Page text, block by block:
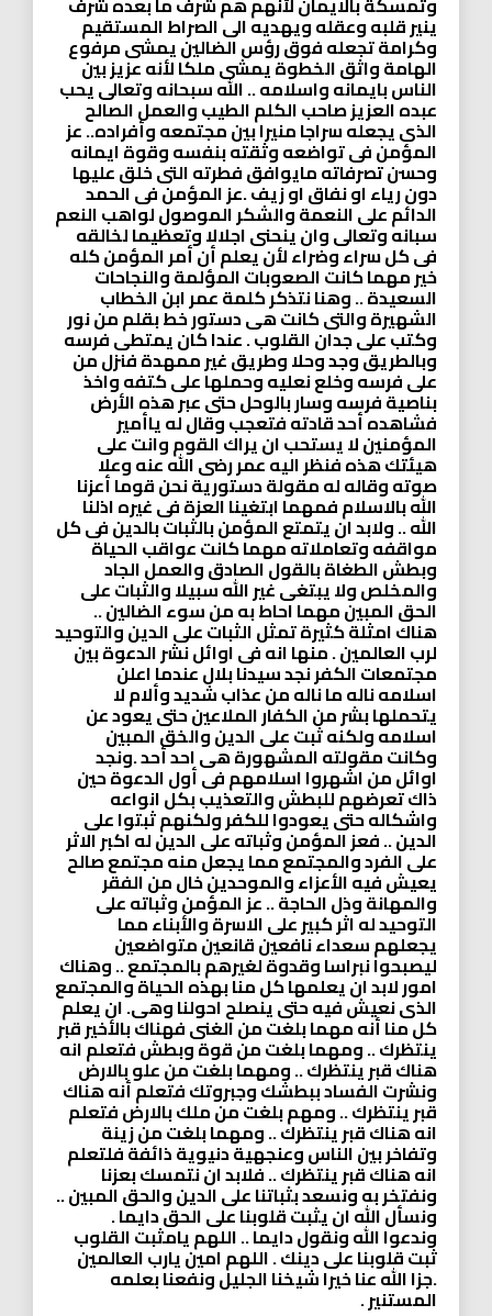
ينير قلبه وعقله ويهديه الى الصراط المستقيم
وكرامة تجعله فوق رؤس الضالين يمشى مرفوع
الهامة واثق الخطوة يمشى ملكا لأنه عزيز بين
الناس بايمانه واسلامه .. الله سبحانه وتعالى يحب
عبده العزيز صاحب الكلم الطيب والعمل الصالح
الذى يجعله سراجا منيرا بين مجتمعه وأفراده.. عز
المؤمن فى تواضعه وثقته بنفسه وقوة ايمانه
وحسن تصرفاته مايوافق فطرته التى خلق عليها
دون رياء او نفاق او زيف .عز المؤمن فى الحمد
الدائم على النعمة والشكر الموصول لواهب النعم
سبانه وتعالى وان ينحنى اجلالا وتعظيما لخالقه
فى كل سراء وضراء لأن يعلم أن أمر المؤمن كله
خير مهما كانت الصعوبات المؤلمة والنجاحات
السعيدة .. وهنا نتذكر كلمة عمر ابن الخطاب
الشهيرة والتى كانت هى دستور خط بقلم من نور
وكتب على جدان القلوب . عندا كان يمتطى فرسه
وبالطريق وجد وحلا وطريق غير ممهدة فنزل من
على فرسه وخلع نعليه وحملها على كتفه واخذ
بناصية فرسه وسار بالوحل حتى عبر هذه الأرض
فشاهده أحد قادته فتعجب وقال له ياأمير
المؤمنين لا يستحب ان يراك القوم وانت على
هيئتك هذه فنظر اليه عمر رضى الله عنه وعلا
صوته وقاله له مقولة دستورية نحن قوما أعزنا
الله بالاسلام فمهما ابتغينا العزة فى غيره اذلنا
الله .. ولابد ان يتمتع المؤمن بالثبات بالدين فى كل
مواقفه وتعاملاته مهما كانت عواقب الحياة
وبطش الطغاة بالقول الصادق والعمل الجاد
والمخلص ولا يبتغى غير الله سبيلا والثبات على
الحق المبين مهما احاط به من سوء الضالين ..
هناك امثلة كثيرة تمثل الثبات على الدين والتوحيد
لرب العالمين . منها انه فى اوائل نشر الدعوة بين
مجتمعات الكفر نجد سيدنا بلال عندما اعلن
اسلامه ناله ما ناله من عذاب شديد وألام لا
يتحملها بشر من الكفار الملاعين حتى يعود عن
اسلامه ولكنه ثبت على الدين والخق المبين
وكانت مقولته المشهورة هى احد أحد .ونجد
اوائل من اشهروا اسلامهم فى أول الدعوة حين
ذاك تعرضهم للبطش والتعذيب بكل انواعه
واشكاله حتى يعودوا للكفر ولكنهم ثبتوا على
الدين .. فعز المؤمن وثباته على الدين له اكبر الاثر
على الفرد والمجتمع مما يجعل منه مجتمع صالح
يعيش فيه الأعزاء والموحدين خال من الفقر
والمهانة وذل الحاجة .. عز المؤمن وثباته على
التوحيد له اثر كبير على الاسرة والأبناء مما
يجعلهم سعداء نافعين قانعين متواضعين
ليصبحوا نبراسا وقدوة لغيرهم بالمجتمع .. وهناك
امور لابد ان يعلمها كل منا بهذه الحياة والمجتمع
الذى نعيش فيه حتى ينصلح احولنا وهى. ان يعلم
كل منا أنه مهما بلغت من الغنى فهناك بالأخير قبر
ينتظرك .. ومهما بلغت من قوة وبطش فتعلم انه
هناك قبر ينتظرك .. ومهما بلغت من علو بالارض
ونشرت الفساد ببطشك وجبروتك فتعلم أنه هناك
قبر ينتظرك .. ومهم بلغت من ملك بالارض فتعلم
انه هناك قبر ينتظرك .. ومهما بلغت من زينة
وتفاخر بين الناس وعنجهية دنيوية ذائفة فلتعلم
انه هناك قبر ينتظرك .. فلابد ان نتمسك بعزنا
ونفتخر به ونسعد بثباتنا على الدين والحق المبين ..
ونسأل الله ان يثبت قلوبنا على الحق دايما .
وندعوا الله ونقول دايما .. اللهم يامثبت القلوب
ثبت قلوبنا على دينك . اللهم امين يارب العالمين
.جزا الله عنا خيرا شيخنا الجليل ونفعنا بعلمه
المستنير .